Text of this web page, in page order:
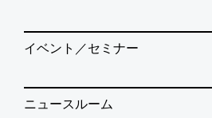
イベント／セミナー
ニュースルーム